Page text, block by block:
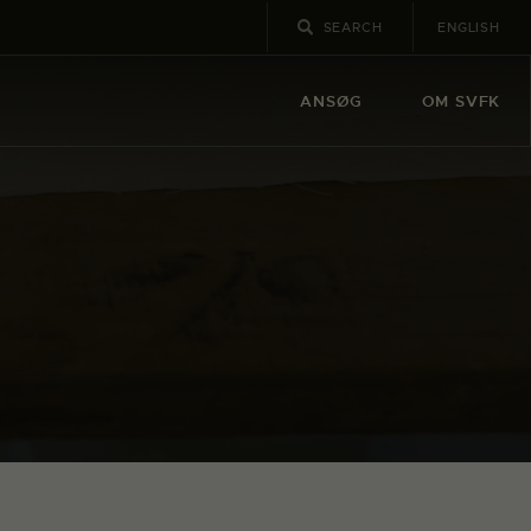
ENGLISH
ANSØG OM SVFK